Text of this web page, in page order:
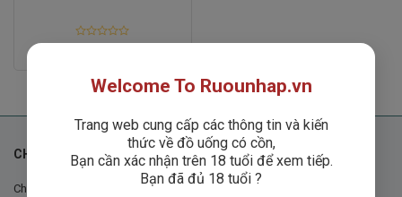
CHÍNH SÁCH
Chính sách chung
Welcome To Ruounhap.vn
Trang web cung cấp các thông tin và kiến
thức về đồ uống có cồn,
Bạn cần xác nhận trên 18 tuổi để xem tiếp.
Bạn đã đủ 18 tuổi ?